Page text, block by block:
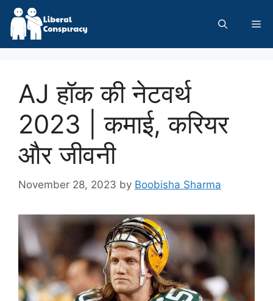
Skip
content
AJ हॉक की नेटवर्थ
2023 | कमाई, करियर
और जीवनी
November 28, 2023 by Boobisha Sharma